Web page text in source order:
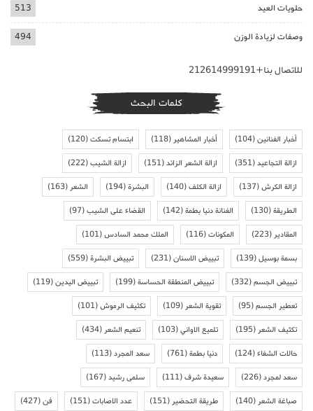
حلويات العيد 513
وصفات لزيادة الوزن 494
للاتصال بنا+212614999191
كلمات البحث
أخبار الفنانين(104) أخبار المشاهير(118) ابتسام تسكت(120)
ازالة التجاعيد(351) ازالة الشعر الزائد(151) ازالة الشيب(222)
ازالة الكرش(137) ازالة الكلف(140) البشرة(194) الشعر(163)
الطريقة(130) الفنانة دنيا بطمة(142) القضاء على الشيب(97)
المقادير(223) المكونات(116) الملك محمد السادس(101)
بسمة بوسيل(139) تبييض الاسنان(231) تبييض البشرة(559)
تبييض الجسم(332) تبييض المنطقة الحساسة(199) تبييض اليدين(119)
تعطير الجسم(95) تقوية الشعر(109) تكثيف الرموش(101)
تكثيف الشعر(195) تلميع الاواني(103) تنعيم الشعر(434)
حالات الشفاء(124) دنيا بطمة(761) سعد المجرد(113)
سعد لمجرد(226) سعيدة شرف(111) سلمى رشيد(167)
صباغة الشعر(140) طريقة التحضير(151) عدد الاصابات(151) فن(427)